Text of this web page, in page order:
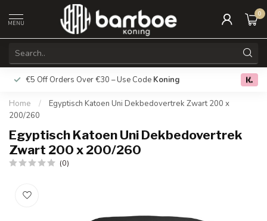
MENU
0
€5 Off Orders Over €30 – Use Code Koning Free
Home /
Egyptisch Katoen Uni Dekbedovertrek Zwart 200 x
200/260
Egyptisch Katoen Uni Dekbedovertrek
Zwart 200 x 200/260
(0)